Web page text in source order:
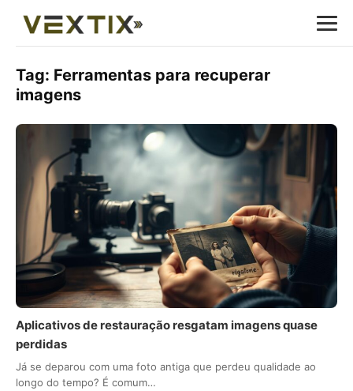
Tag: Ferramentas para recuperar
imagens
Aplicativos de restauração resgatam imagens quase
perdidas
Já se deparou com uma foto antiga que perdeu qualidade ao
longo do tempo? É comum…